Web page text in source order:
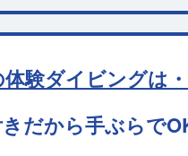
験ダイビングは・
だから手ぶらで